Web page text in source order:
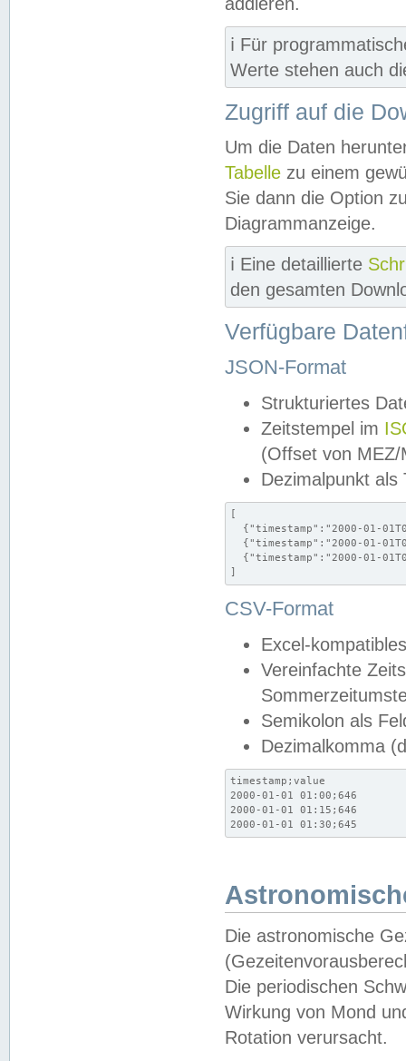
ℹ️ Für
Werte stehen auch
Zugriff auf die
Um die Daten
Tabelle zu einem
Sie dann die Option
Diagrammanzeige.
ℹ️ Eine detaillierte
den gesamten
Verfügbare
JSON-Format
Strukturiertes
Zeitstempel im
(Offset von MEZ/
Dezimalpunkt als
[
{"timestamp":"2000-01-
{"timestamp":"2000-01-
{"timestamp":"2000-01-
]
CSV-Format
Excel-
Vereinfachte
Semikolon als
Dezimalkomma
timestamp;value
2000-01-01 01:00;646
2000-01-01 01:15;646
2000-01-01 01:30;645
Die astronomische
Die periodischen
Wirkung von Mond
Rotation verursacht.